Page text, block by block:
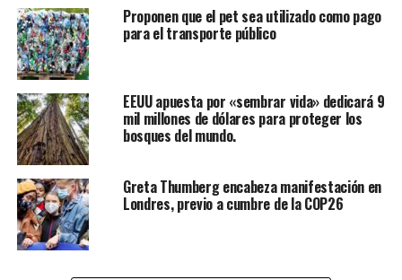
Proponen que el pet sea utilizado como pago
para el transporte público
EEUU apuesta por «sembrar vida» dedicará 9
mil millones de dólares para proteger los
bosques del mundo.
Greta Thumberg encabeza manifestación en
Londres, previo a cumbre de la COP26